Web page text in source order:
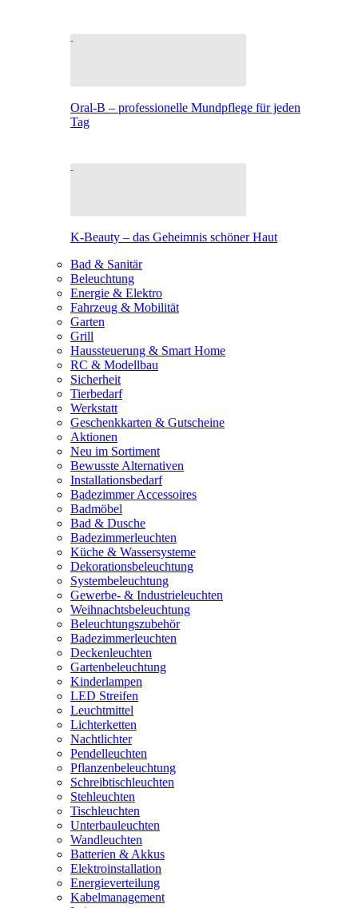
Oral-B – professionelle Mundpflege für jeden
Tag
K-Beauty – das Geheimnis schöner Haut
Bad & Sanitär
Beleuchtung
Energie & Elektro
Fahrzeug & Mobilität
Garten
Grill
Haussteuerung & Smart Home
RC & Modellbau
Sicherheit
Tierbedarf
Werkstatt
Geschenkkarten & Gutscheine
Aktionen
Neu im Sortiment
Bewusste Alternativen
Installationsbedarf
Badezimmer Accessoires
Badmöbel
Bad & Dusche
Badezimmerleuchten
Küche & Wassersysteme
Dekorationsbeleuchtung
Systembeleuchtung
Gewerbe- & Industrieleuchten
Weihnachtsbeleuchtung
Beleuchtungszubehör
Badezimmerleuchten
Deckenleuchten
Gartenbeleuchtung
Kinderlampen
LED Streifen
Leuchtmittel
Lichterketten
Nachtlichter
Pendelleuchten
Pflanzenbeleuchtung
Schreibtischleuchten
Stehleuchten
Tischleuchten
Unterbauleuchten
Wandleuchten
Batterien & Akkus
Elektroinstallation
Energieverteilung
Kabelmanagement